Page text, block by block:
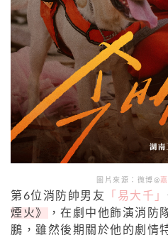
圖片來源：微博@
第6位消防帥男友 「易大千」
煙火》
，在劇中他飾演消防
鵬，雖然後期關於他的劇情